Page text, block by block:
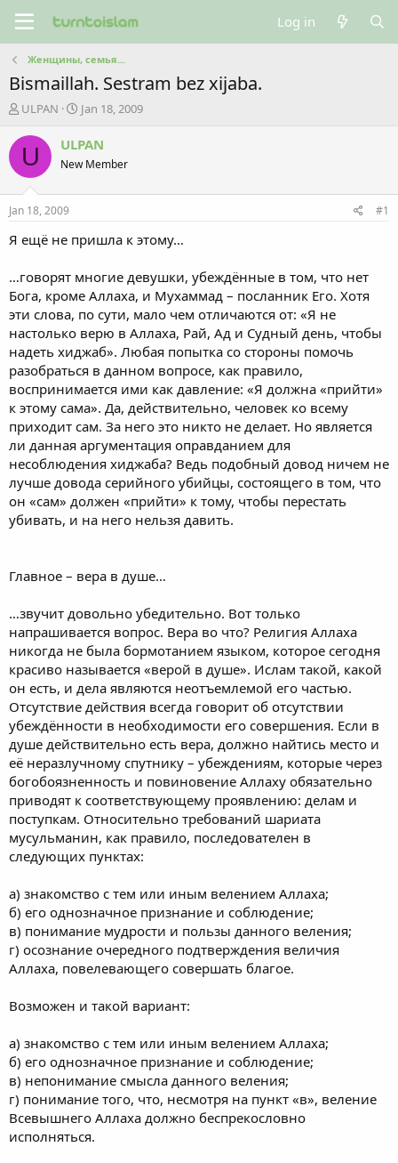
Log in
Женщины, семья...
Bismaillah. Sestram bez xijaba.
T
r
a
t
a
e
r
ULPAN
S
a
t
e
Jan 18, 2009
U ULPAN
New Member
Jan 18, 2009 #1
Я ещё не пришла к этому…
…говорят многие девушки, убеждённые в том, что нет
Бога, кроме Аллаха, и Мухаммад – посланник Его. Хотя
эти слова, по сути, мало чем отличаются от: «Я не
настолько верю в Аллаха, Рай, Ад и Судный день, чтобы
надеть хиджаб». Любая попытка со стороны помочь
разобраться в данном вопросе, как правило,
воспринимается ими как давление: «Я должна «прийти»
к этому сама». Да, действительно, человек ко всему
приходит сам. За него это никто не делает. Но является
ли данная аргументация оправданием для
несоблюдения хиджаба? Ведь подобный довод ничем не
лучше довода серийного убийцы, состоящего в том, что
он «сам» должен «прийти» к тому, чтобы перестать
убивать, и на него нельзя давить.
Главное – вера в душе…
…звучит довольно убедительно. Вот только
напрашивается вопрос. Вера во что? Религия Аллаха
никогда не была бормотанием языком, которое сегодня
красиво называется «верой в душе». Ислам такой, какой
он есть, и дела являются неотъемлемой его частью.
Отсутствие действия всегда говорит об отсутствии
убеждённости в необходимости его совершения. Если в
душе действительно есть вера, должно найтись место и
её неразлучному спутнику – убеждениям, которые через
богобоязненность и повиновение Аллаху обязательно
приводят к соответствующему проявлению: делам и
поступкам. Относительно требований шариата
мусульманин, как правило, последователен в
следующих пунктах:
а) знакомство с тем или иным велением Аллаха;
б) его однозначное признание и соблюдение;
в) понимание мудрости и пользы данного веления;
г) осознание очередного подтверждения величия
Аллаха, повелевающего совершать благое.
Возможен и такой вариант:
а) знакомство с тем или иным велением Аллаха;
б) его однозначное признание и соблюдение;
в) непонимание смысла данного веления;
г) понимание того, что, несмотря на пункт «в», веление
Всевышнего Аллаха должно беспрекословно
исполняться.